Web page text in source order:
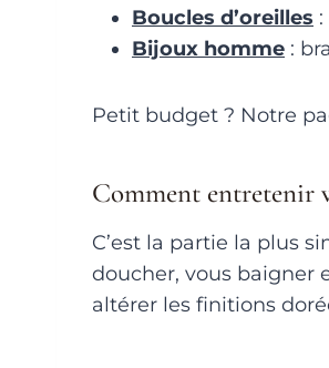
Boucles d’oreilles
Bijoux homme :
Petit budget ? Notre
Comment entretenir
C’est la partie la plus
doucher, vous baigner
altérer les finitions